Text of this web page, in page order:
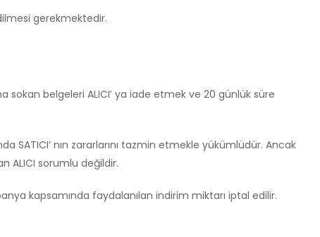
gerekmektedir.
sokan belgeleri ALICI’ ya iade etmek ve 20 günlük süre
SATICI’ nın zararlarını tazmin etmekle yükümlüdür. Ancak
ALICI sorumlu değildir.
kapsamında faydalanılan indirim miktarı iptal edilir.